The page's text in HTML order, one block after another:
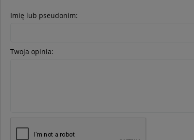
Imię lub pseudonim:
Twoja opinia: